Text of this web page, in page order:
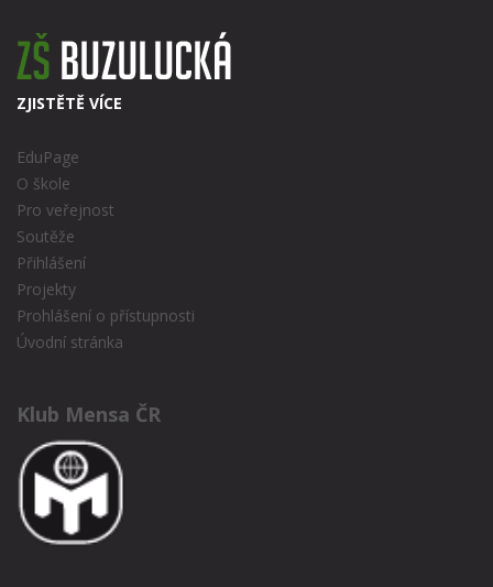
ZJISTĚTĚ VÍCE
EduPage
O škole
Pro veřejnost
Soutěže
Přihlášení
Projekty
Prohlášení o přístupnosti
Úvodní stránka
Klub Mensa ČR